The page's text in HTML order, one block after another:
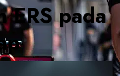
ERS pada